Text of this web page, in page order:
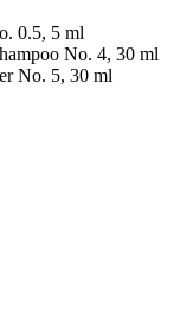
0.5, 5 ml
No. 4, 30 ml
No. 5, 30 ml